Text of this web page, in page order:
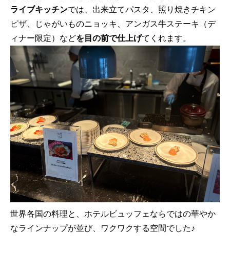
ライブキッチンでは、出来立てパスタ、照り焼きチキン
ピザ、じゃがいものニョッキ、アンガス牛ステーキ（デ
ィナー限定）などを目の前で仕上げてくれます。
世界各国の料理と、ホテルビュッフェならではの華やか
なラインナップが並び、ワクワクする空間でした♪